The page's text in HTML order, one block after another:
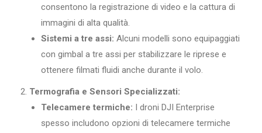
consentono la registrazione di video e la cattura di
immagini di alta qualità.
Sistemi a tre assi: Alcuni modelli sono equipaggiati
con gimbal a tre assi per stabilizzare le riprese e
ottenere filmati fluidi anche durante il volo.
Termografia e Sensori Specializzati:
Telecamere termiche: I droni DJI Enterprise
spesso includono opzioni di telecamere termiche